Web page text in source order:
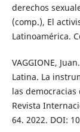
derechos
(comp.), El
Latinoamérica.
VAGGIONE,
Latina. La
las democracias
Revista
64. 2022. DOI: